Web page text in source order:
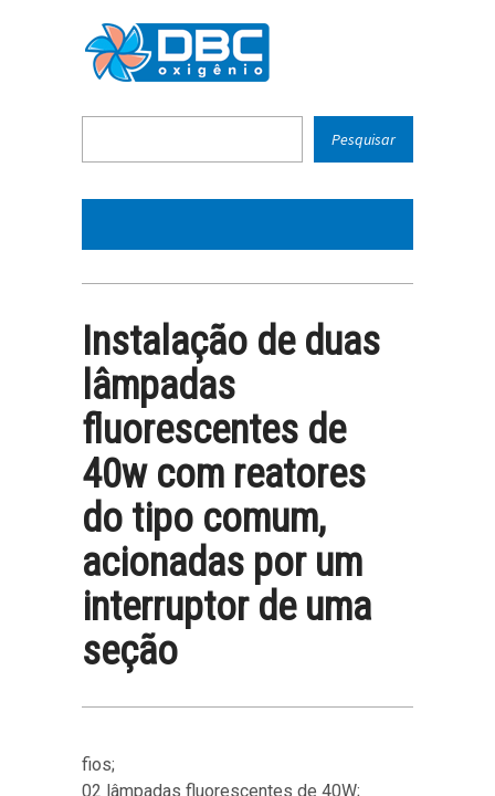
Instalação de duas
lâmpadas
fluorescentes de
40w com reatores
do tipo comum,
acionadas por um
interruptor de uma
seção
fios;
02 lâmpadas fluorescentes de 40W;